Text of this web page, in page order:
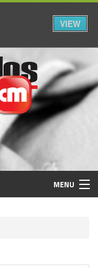
MENU
VIEW